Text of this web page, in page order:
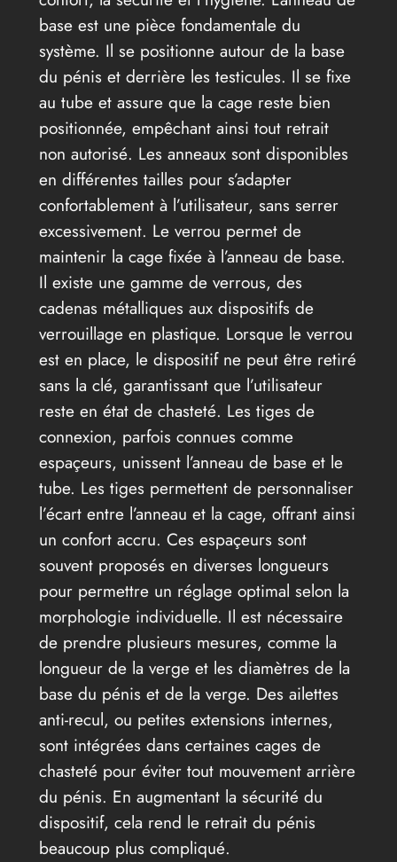
base est une pièce fondamentale du
système. Il se positionne autour de la base
du pénis et derrière les testicules. Il se fixe
au tube et assure que la cage reste bien
positionnée, empêchant ainsi tout retrait
non autorisé. Les anneaux sont disponibles
en différentes tailles pour s’adapter
confortablement à l’utilisateur, sans serrer
excessivement. Le verrou permet de
maintenir la cage fixée à l’anneau de base.
Il existe une gamme de verrous, des
cadenas métalliques aux dispositifs de
verrouillage en plastique. Lorsque le verrou
est en place, le dispositif ne peut être retiré
sans la clé, garantissant que l’utilisateur
reste en état de chasteté. Les tiges de
connexion, parfois connues comme
espaçeurs, unissent l’anneau de base et le
tube. Les tiges permettent de personnaliser
l’écart entre l’anneau et la cage, offrant ainsi
un confort accru. Ces espaçeurs sont
souvent proposés en diverses longueurs
pour permettre un réglage optimal selon la
morphologie individuelle. Il est nécessaire
de prendre plusieurs mesures, comme la
longueur de la verge et les diamètres de la
base du pénis et de la verge. Des ailettes
anti-recul, ou petites extensions internes,
sont intégrées dans certaines cages de
chasteté pour éviter tout mouvement arrière
du pénis. En augmentant la sécurité du
dispositif, cela rend le retrait du pénis
beaucoup plus compliqué.